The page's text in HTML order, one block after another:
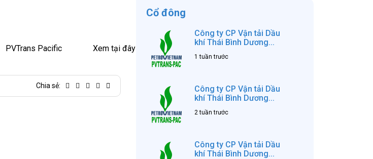
PVTrans Pacific Xem tại đây
Chia sẻ:
Cổ đông
Công ty CP Vận tải Dầu
khí Thái Bình Dương...
1 tuần trước
Công ty CP Vận tải Dầu
khí Thái Bình Dương...
2 tuần trước
Công ty CP Vận tải Dầu
khí Thái Bình Dương...